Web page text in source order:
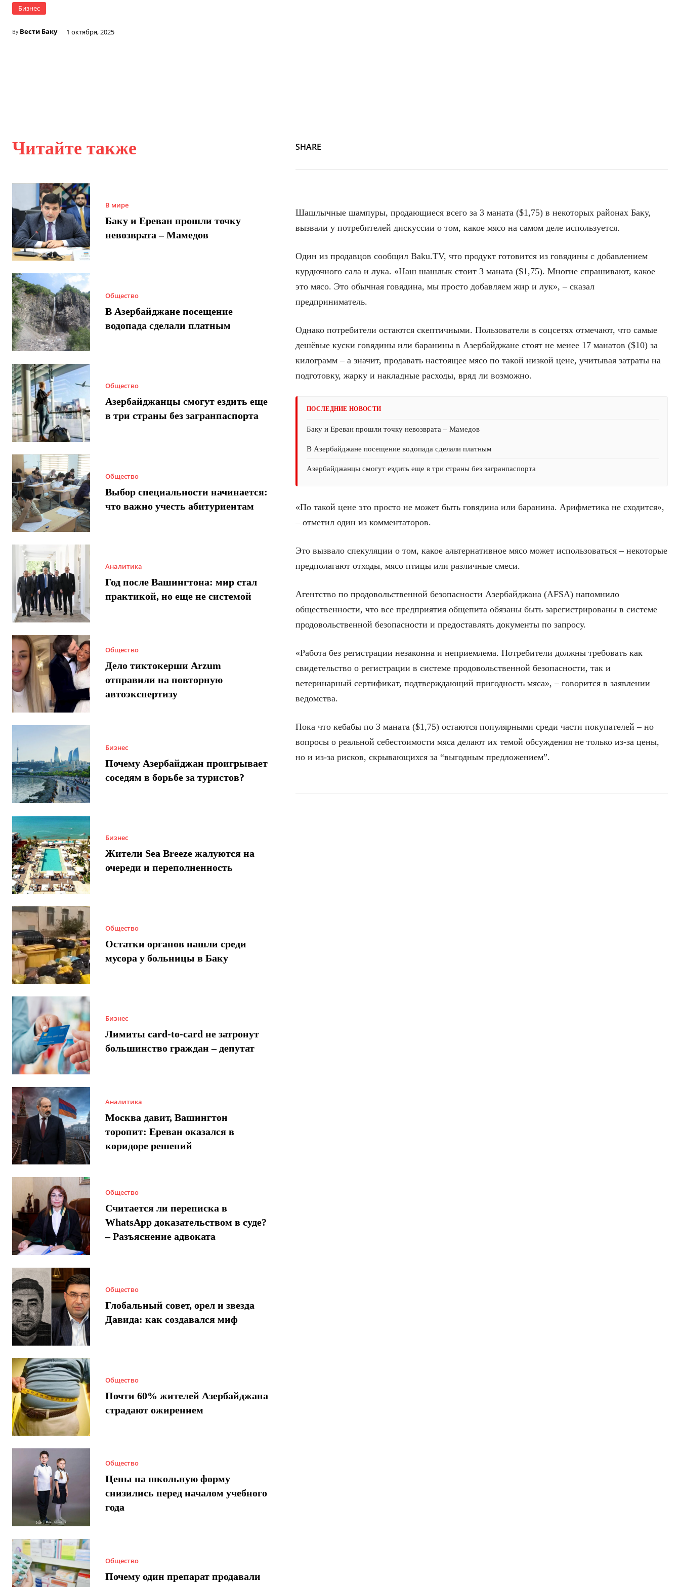
Бизнес
By Вести Баку 1 октября, 2025
Читайте также
В мире
Баку и Ереван прошли точку
невозврата – Мамедов
Общество
В Азербайджане посещение
водопада сделали платным
Общество
Азербайджанцы смогут ездить еще
в три страны без загранпаспорта
Общество
Выбор специальности начинается:
что важно учесть абитуриентам
Аналитика
Год после Вашингтона: мир стал
практикой, но еще не системой
Общество
Дело тиктокерши Arzum
отправили на повторную
автоэкспертизу
Бизнес
Почему Азербайджан проигрывает
соседям в борьбе за туристов?
Бизнес
Жители Sea Breeze жалуются на
очереди и переполненность
Общество
Остатки органов нашли среди
мусора у больницы в Баку
Бизнес
Лимиты card-to-card не затронут
большинство граждан – депутат
Аналитика
Москва давит, Вашингтон
торопит: Ереван оказался в
коридоре решений
Общество
Считается ли переписка в
WhatsApp доказательством в суде?
– Разъяснение адвоката
Общество
Глобальный совет, орел и звезда
Давида: как создавался миф
Общество
Почти 60% жителей Азербайджана
страдают ожирением
Общество
Цены на школьную форму
снизились перед началом учебного
года
Общество
Почему один препарат продавали
SHARE
Шашлычные шампуры, продающиеся всего за 3 маната ($1,75) в некоторых районах Баку,
вызвали у потребителей дискуссии о том, какое мясо на самом деле используется.
Один из продавцов сообщил Baku.TV, что продукт готовится из говядины с добавлением
курдючного сала и лука. «Наш шашлык стоит 3 маната ($1,75). Многие спрашивают, какое
это мясо. Это обычная говядина, мы просто добавляем жир и лук», – сказал
предприниматель.
Однако потребители остаются скептичными. Пользователи в соцсетях отмечают, что самые
дешёвые куски говядины или баранины в Азербайджане стоят не менее 17 манатов ($10) за
килограмм – а значит, продавать настоящее мясо по такой низкой цене, учитывая затраты на
подготовку, жарку и накладные расходы, вряд ли возможно.
ПОСЛЕДНИЕ НОВОСТИ
Баку и Ереван прошли точку невозврата – Мамедов
В Азербайджане посещение водопада сделали платным
Азербайджанцы смогут ездить еще в три страны без загранпаспорта
«По такой цене это просто не может быть говядина или баранина. Арифметика не сходится»,
– отметил один из комментаторов.
Это вызвало спекуляции о том, какое альтернативное мясо может использоваться – некоторые
предполагают отходы, мясо птицы или различные смеси.
Агентство по продовольственной безопасности Азербайджана (AFSA) напомнило
общественности, что все предприятия общепита обязаны быть зарегистрированы в системе
продовольственной безопасности и предоставлять документы по запросу.
«Работа без регистрации незаконна и неприемлема. Потребители должны требовать как
свидетельство о регистрации в системе продовольственной безопасности, так и
ветеринарный сертификат, подтверждающий пригодность мяса», – говорится в заявлении
ведомства.
Пока что кебабы по 3 маната ($1,75) остаются популярными среди части покупателей – но
вопросы о реальной себестоимости мяса делают их темой обсуждения не только из-за цены,
но и из-за рисков, скрывающихся за “выгодным предложением”.